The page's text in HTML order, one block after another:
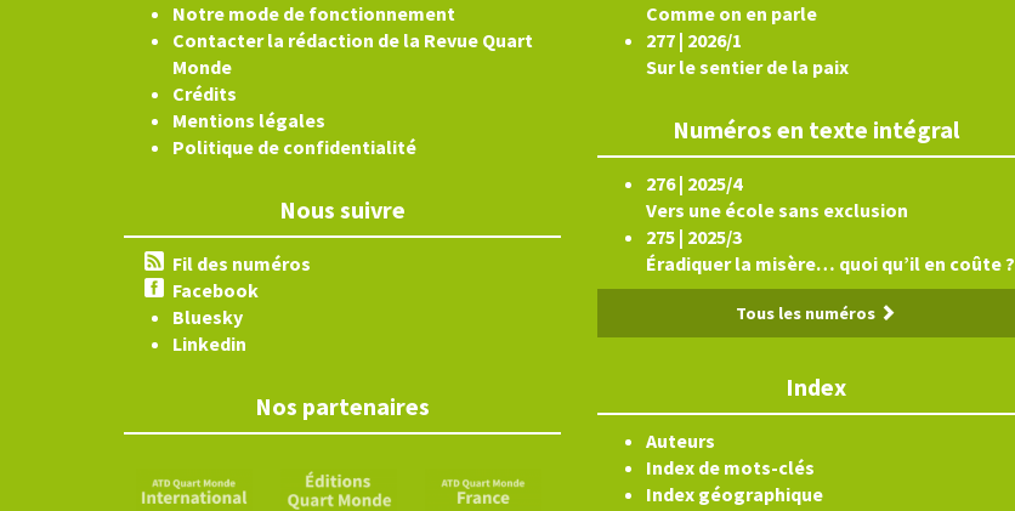
Notre mode de fonctionnement
Contacter la rédaction de la Revue Quart
Monde
Crédits
Mentions légales
Politique de confidentialité
Nous suivre
Fil des numéros
Facebook
Bluesky
Linkedin
Nos partenaires
Comme on en parle
277 | 2026/1
Sur le sentier de la paix
Numéros en texte intégral
276 | 2025/4
Vers une école sans exclusion
275 | 2025/3
Éradiquer la misère… quoi qu’il en coûte ?
Tous les numéros
Index
Auteurs
Index de mots-clés
Index géographique